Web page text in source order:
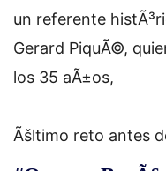
un referente
Gerard PiquÃ©,
los 35 aÃ±os,
Ãšltimo reto antes